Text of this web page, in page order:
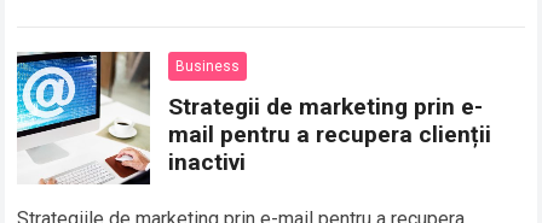
Business
Strategii de marketing prin e-
mail pentru a recupera clienții
inactivi